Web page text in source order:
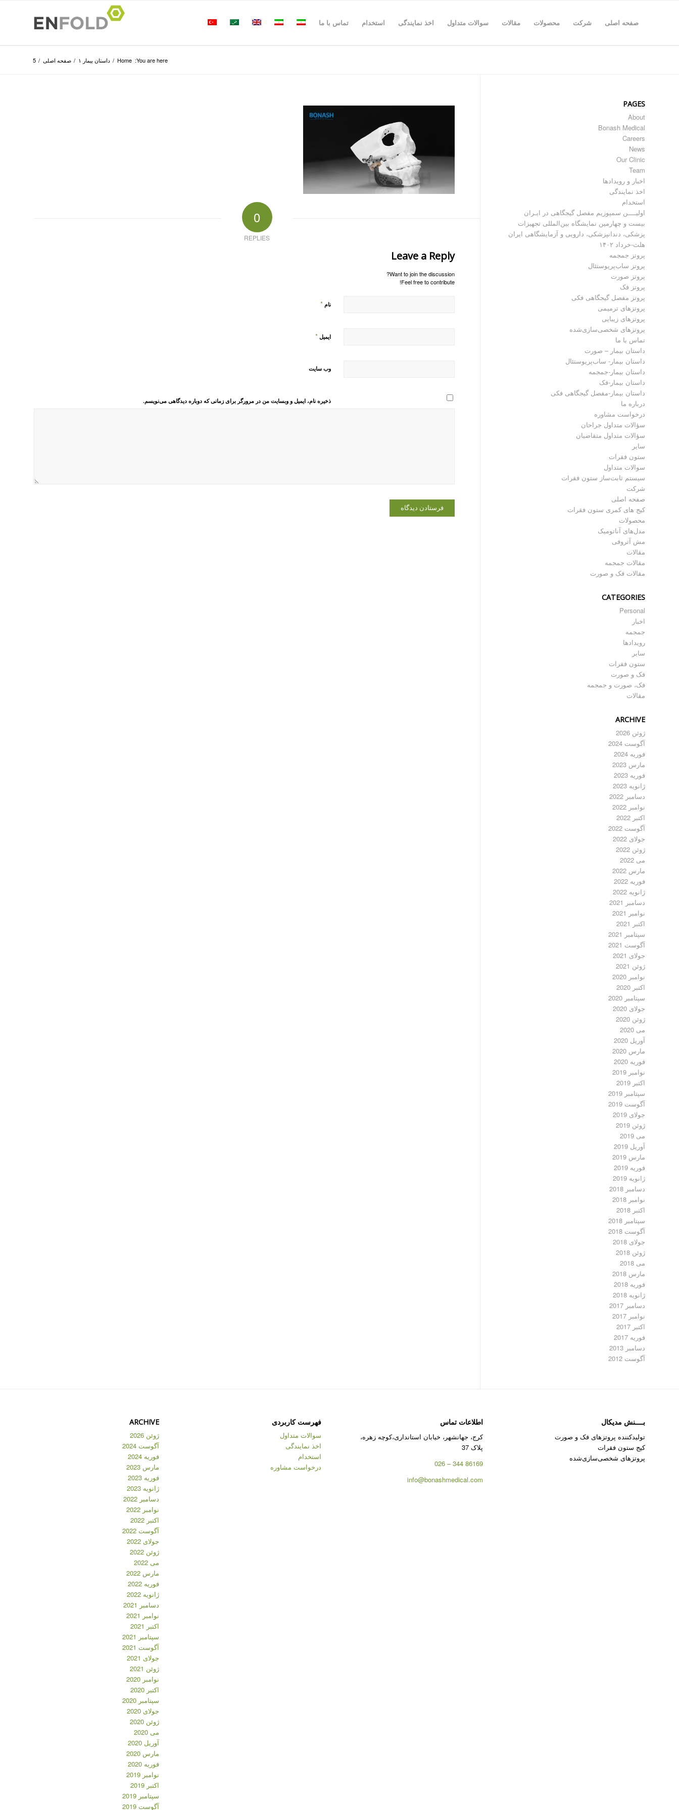
صفحه اصلی شرکت محصولات مقالات سوالات متداول اخذ نمایندگی استخدام تماس با ما
You are here:
Home
/ داستان بیمار ۱ / صفحه اصلی /
5
0
REPLIES
Leave a Reply
Want to join the discussion?
Feel free to contribute!
نام *
ایمیل *
وب‌ سایت
ذخیره نام، ایمیل و وبسایت من در مرورگر برای زمانی که دوباره دیدگاهی می‌نویسم.
PAGES
About
Bonash Medical
Careers
News
Our Clinic
Team
اخبار و رویدادها
اخذ نمایندگی
استخدام
اولیــــن سمپوزیم مفصل گیجگاهی در ایـران
بیست و چهارمین نمایشگاه بین‌المللی تجهیزات
پزشکی، دندانپزشکی، دارویی و آزمایشگاهی ایران
هلث-خرداد ۱۴۰۲
پروتز جمجمه
پروتز ساب‌پریوستئال
پروتز صورت
پروتز فک
پروتز مفصل گیجگاهی فکی
پروتز‌های ترمیمی
پروتزهای زیبایی
پروتزهای شخصی‌سازی‌شده
تماس با ما
داستان بیمار – صورت
داستان بیمار- ساب‌پریوستئال
داستان بیمار-جمجمه
داستان بیمار-فک
داستان بیمار-مفصل گیجگاهی فکی
درباره ما
درخواست مشاوره
سؤالات متداول جراحان
سؤالات متداول متقاضیان
سایر
ستون فقرات
سوالات متداول
سیستم ثابت‌ساز ستون فقرات
شرکت
صفحه اصلی
کیج های کمری ستون فقرات
محصولات
مدل‌های آناتومیک
مش آتروفی
مقالات
مقالات جمجمه
مقالات فک و صورت
CATEGORIES
Personal
اخبار
جمجمه
رویدادها
سایر
ستون فقرات
فک و صورت
فک، صورت و جمجمه
مقالات
ARCHIVE
ژوئن 2026
آگوست 2024
فوریه 2024
مارس 2023
فوریه 2023
ژانویه 2023
دسامبر 2022
نوامبر 2022
اکتبر 2022
آگوست 2022
جولای 2022
ژوئن 2022
می 2022
مارس 2022
فوریه 2022
ژانویه 2022
دسامبر 2021
نوامبر 2021
اکتبر 2021
سپتامبر 2021
آگوست 2021
جولای 2021
ژوئن 2021
نوامبر 2020
اکتبر 2020
سپتامبر 2020
جولای 2020
ژوئن 2020
می 2020
آوریل 2020
مارس 2020
فوریه 2020
نوامبر 2019
اکتبر 2019
سپتامبر 2019
آگوست 2019
جولای 2019
ژوئن 2019
می 2019
آوریل 2019
مارس 2019
فوریه 2019
ژانویه 2019
دسامبر 2018
نوامبر 2018
اکتبر 2018
سپتامبر 2018
آگوست 2018
جولای 2018
ژوئن 2018
می 2018
مارس 2018
فوریه 2018
ژانویه 2018
دسامبر 2017
نوامبر 2017
اکتبر 2017
فوریه 2017
دسامبر 2013
آگوست 2012
بــــنش مدیکال
تولیدکننده پروتزهای فک و صورت
کیج ستون فقرات
پروتزهای شخصی‌سازی‌شده
اطلاعات تماس
کرج، جهانشهر، خیابان استانداری،کوچه زهره،
پلاک 37
86169 344 – 026
info@bonashmedical.com
فهرست کاربردی
سوالات متداول
اخذ نمایندگی
استخدام
درخواست مشاوره
ARCHIVE
ژوئن 2026
آگوست 2024
فوریه 2024
مارس 2023
فوریه 2023
ژانویه 2023
دسامبر 2022
نوامبر 2022
اکتبر 2022
آگوست 2022
جولای 2022
ژوئن 2022
می 2022
مارس 2022
فوریه 2022
ژانویه 2022
دسامبر 2021
نوامبر 2021
اکتبر 2021
سپتامبر 2021
آگوست 2021
جولای 2021
ژوئن 2021
نوامبر 2020
اکتبر 2020
سپتامبر 2020
جولای 2020
ژوئن 2020
می 2020
آوریل 2020
مارس 2020
فوریه 2020
نوامبر 2019
اکتبر 2019
سپتامبر 2019
آگوست 2019